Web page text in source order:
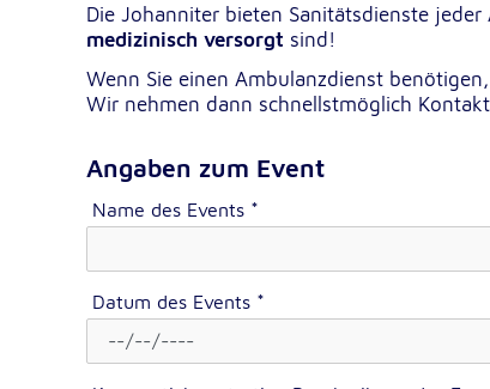
Die Johanniter bieten Sanitätsdienste
medizinisch versorgt sind!
Wenn Sie einen Ambulanzdienst
Wir nehmen dann schnellstmöglich
Angaben zum Event
Name des Events *
Datum des Events *
Name: gaOptout
Zweck:
Dieser Cookie speichert die
Einverständnisoption bezüglich
Cookie Laufzeit: 1 Jahr
Zweck:
Dieser Cookie speichert die